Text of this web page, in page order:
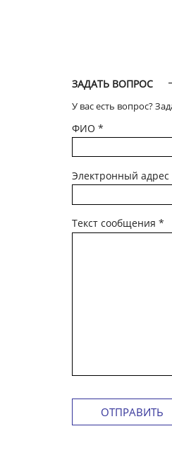
ЗАДАТЬ ВОПРОС
У вас есть вопрос?
ФИО *
Электронный адрес
Текст сообщения *